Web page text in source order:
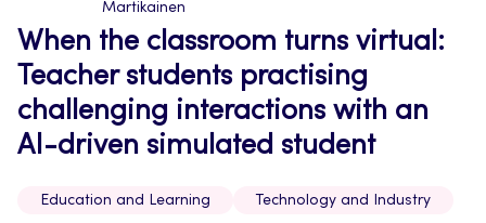
Martikainen
When the classroom turns virtual:
Teacher students practising
challenging interactions with an
AI-driven simulated student
Education and Learning Technology and Industry